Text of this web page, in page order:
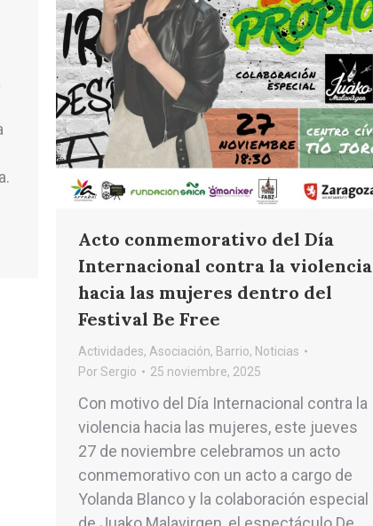
Acto conmemorativo del Día
Internacional contra la violencia
hacia las mujeres dentro del
Festival Be Free
Actividades, Asociación, Barrio, Noticias
PorSergio 25 noviembre, 2025
Con motivo del Día Internacional contra la
violencia hacia las mujeres, este jueves
27 de noviembre celebramos un acto
conmemorativo con un acto a cargo de
Yolanda Blanco y la colaboración especial